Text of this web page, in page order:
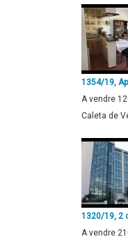
1354/19,
A vendre
Caleta de
1320/19, 2
A vendre